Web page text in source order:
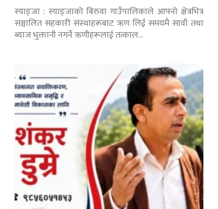
स्याङ्जा : स्याङ्जाको बिरुवा गाउँपालिकाले आफ्नो क्षेत्रभित्र
सञ्चालित सहकारी संस्थाहरूबाट ऋण लिई समयमै सावाँ तथा
ब्याज भुक्तानी नगर्ने ऋणीहरूलाई तत्काल…